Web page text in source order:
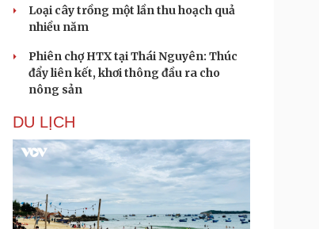
Loại cây trồng một lần thu hoạch quả
nhiều năm
Phiên chợ HTX tại Thái Nguyên: Thúc
đẩy liên kết, khơi thông đầu ra cho
nông sản
DU LỊCH